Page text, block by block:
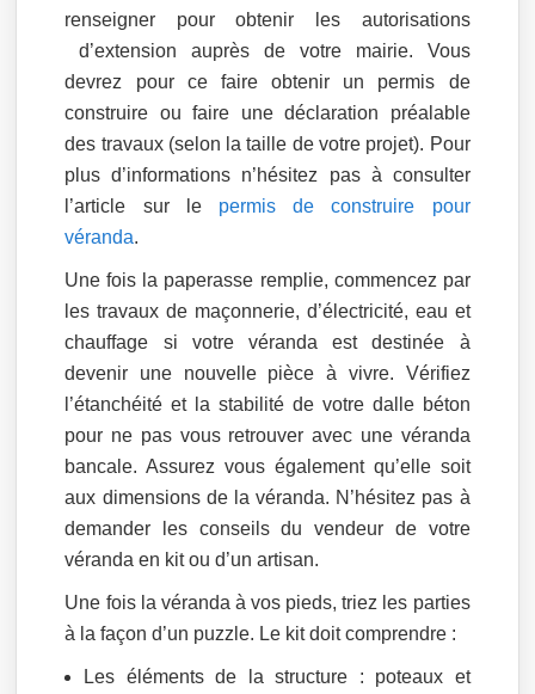
renseigner pour obtenir les autorisations
d’extension auprès de votre mairie. Vous
devrez pour ce faire obtenir un permis de
construire ou faire une déclaration préalable
des travaux (selon la taille de votre projet). Pour
plus d’informations n’hésitez pas à consulter
l’article sur le permis de construire pour
véranda.
Une fois la paperasse remplie, commencez par
les travaux de maçonnerie, d’électricité, eau et
chauffage si votre véranda est destinée à
devenir une nouvelle pièce à vivre. Vérifiez
l’étanchéité et la stabilité de votre dalle béton
pour ne pas vous retrouver avec une véranda
bancale. Assurez vous également qu’elle soit
aux dimensions de la véranda. N’hésitez pas à
demander les conseils du vendeur de votre
véranda en kit ou d’un artisan.
Une fois la véranda à vos pieds, triez les parties
à la façon d’un puzzle. Le kit doit comprendre :
Les éléments de la structure : poteaux et